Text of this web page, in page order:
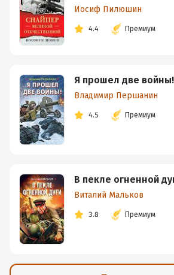
Иосиф Пилюшин
4.4 Премиум
Я прошел две войны!
Владимир Першанин
4.5 Премиум
В пекле огненной
Виталий Мальков
3.8 Премиум